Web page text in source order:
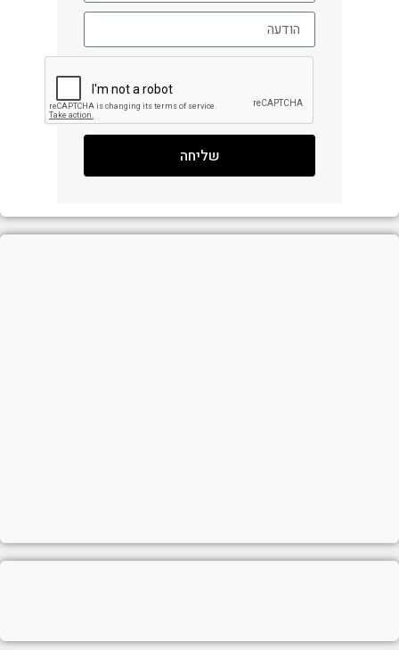
שליחה